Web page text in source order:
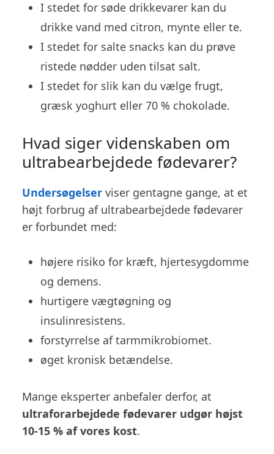
I stedet for søde drikkevarer kan du
drikke vand med citron, mynte eller te.
I stedet for salte snacks kan du prøve
ristede nødder uden tilsat salt.
I stedet for slik kan du vælge frugt,
græsk yoghurt eller 70 % chokolade.
Hvad siger videnskaben om
ultrabearbejdede fødevarer?
Undersøgelser viser gentagne gange, at et
højt forbrug af ultrabearbejdede fødevarer
er forbundet med:
højere risiko for kræft, hjertesygdomme
og demens.
hurtigere vægtøgning og
insulinresistens.
forstyrrelse af tarmmikrobiomet.
øget kronisk betændelse.
Mange eksperter anbefaler derfor, at
ultraforarbejdede fødevarer udgør højst
10-15 % af vores kost.